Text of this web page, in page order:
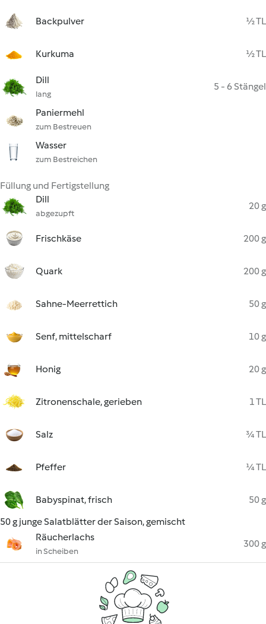
Backpulver ½ TL
Kurkuma ½ TL
Dill
lang
5 - 6 Stängel
Paniermehl
zum Bestreuen
Wasser
zum Bestreichen
Füllung und Fertigstellung
Dill
abgezupft
20 g
Frischkäse 200 g
Quark 200 g
Sahne-Meerrettich 50 g
Senf, mittelscharf 10 g
Honig 20 g
Zitronenschale, gerieben 1 TL
Salz ¾ TL
Pfeffer ¼ TL
Babyspinat, frisch
50 g
50 g junge Salatblätter der Saison, gemischt
Räucherlachs
in Scheiben
300 g